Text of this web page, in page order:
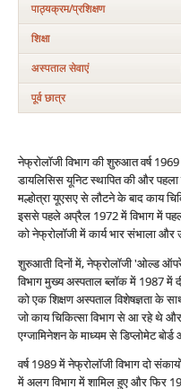
पाठ्यक्रम/प्रशिक्षण
शिक्षा
अस्‍पताल सेवाएं
पूर्व छात्र
नेफ्रोलॉजी विभाग की शुरुआत वर्ष
डायलिसिस यूनिट स्थापित की और
मल्होत्रा यूएसए से लौटने के बाद काय
इससे पहले अप्रैल 1972 में विभाग में
को नेफ्रोलॉजी में कार्य भार संभाला
शुरुआती दिनों में, नेफ्रोलॉजी 'ओल्ड
विभाग मुख्य अस्पताल ब्लॉक में 1987 में
को एक शिक्षण अस्पताल विशेषज्ञता के
जो काय चिकित्‍सा विभाग से आ रहे थे
एग्जामिनेशन के माध्यम से डिप्लोमेट
वर्ष 1989 में नेफ्रोलॉजी विभाग दो
में अलग विभाग में शामिल हुए और फिर